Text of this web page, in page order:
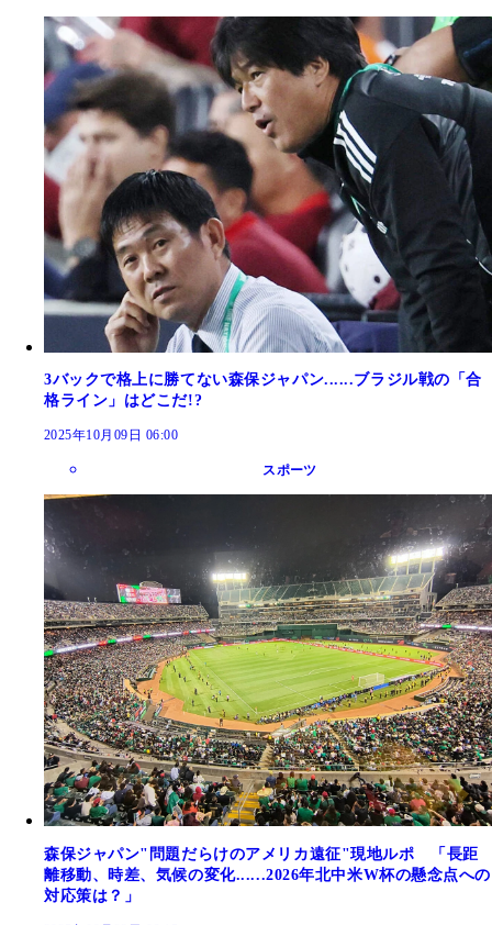
3バックで格上に勝てない森保ジャパン......ブラジル戦の「合
格ライン」はどこだ!?
2025年10月09日 06:00
スポーツ
森保ジャパン"問題だらけのアメリカ遠征"現地ルポ 「長距
離移動、時差、気候の変化......2026年北中米W杯の懸念点への
対応策は？」